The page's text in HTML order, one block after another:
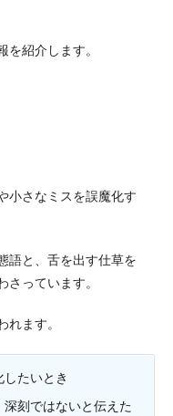
を紹介します。
小さなミスを誤魔化す
語と、舌を出す仕草を
っています。
ます。
たいとき
刻ではないと伝えた